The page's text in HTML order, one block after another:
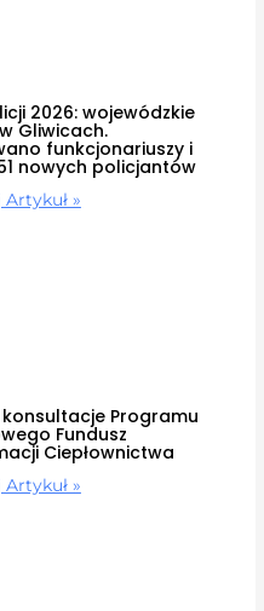
2026: wojewódzkie
Gliwicach.
funkcjonariuszy i
nowych policjantów
»
konsultacje Programu
Fundusz
Ciepłownictwa
»